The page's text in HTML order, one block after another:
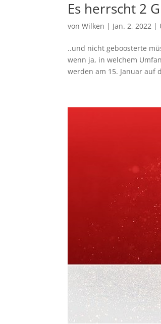
Es herrscht 2
vonWilken | Jan. 2, 2022 |
..und nicht geboosterte
wenn ja, in welchem
werden am 15. Januar auf